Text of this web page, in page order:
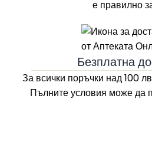
е правилно
Безплатна
За всички поръчки над 100 лв
Пълните условия може да